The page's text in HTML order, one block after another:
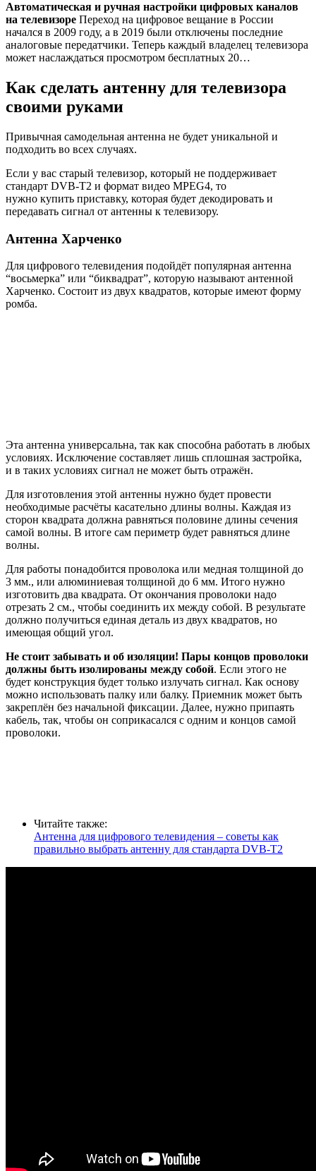
Автоматическая и ручная настройки цифровых каналов
на телевизоре Переход на цифровое вещание в России
начался в 2009 году, а в 2019 были отключены последние
аналоговые передатчики. Теперь каждый владелец телевизора
может наслаждаться просмотром бесплатных 20…
Как сделать антенну для телевизора
своими руками
Привычная самодельная антенна не будет уникальной и
подходить во всех случаях.
Если у вас старый телевизор, который не поддерживает
стандарт DVB-T2 и формат видео MPEG4, то
нужно купить приставку, которая будет декодировать и
передавать сигнал от антенны к телевизору.
Антенна Харченко
Для цифрового телевидения подойдёт популярная антенна
“восьмерка” или “биквадрат”, которую называют антенной
Харченко. Состоит из двух квадратов, которые имеют форму
ромба.
Эта антенна универсальна, так как способна работать в любых
условиях. Исключение составляет лишь сплошная застройка,
и в таких условиях сигнал не может быть отражён.
Для изготовления этой антенны нужно будет провести
необходимые расчёты касательно длины волны. Каждая из
сторон квадрата должна равняться половине длины сечения
самой волны. В итоге сам периметр будет равняться длине
волны.
Для работы понадобится проволока или медная толщиной до
3 мм., или алюминиевая толщиной до 6 мм. Итого нужно
изготовить два квадрата. От окончания проволоки надо
отрезать 2 см., чтобы соединить их между собой. В результате
должно получиться единая деталь из двух квадратов, но
имеющая общий угол.
Не стоит забывать и об изоляции! Пары концов проволоки
должны быть изолированы между собой. Если этого не
будет конструкция будет только излучать сигнал. Как основу
можно использовать палку или балку. Приемник может быть
закреплён без начальной фиксации. Далее, нужно припаять
кабель, так, чтобы он соприкасался с одним и концов самой
проволоки.
Читайте также:
Антенна для цифрового телевидения – советы как
правильно выбрать антенну для стандарта DVB-T2